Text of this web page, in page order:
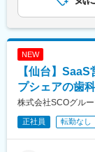
★AIやSaaS
新サービス
急成長フェ
なく主体的
変更の範囲
また、日立
エネルギー
これまでの
サインしま
含めた表記
NEW
【仙台】
プシェアの歯
株式会社SCOグル
正社員 転勤なし